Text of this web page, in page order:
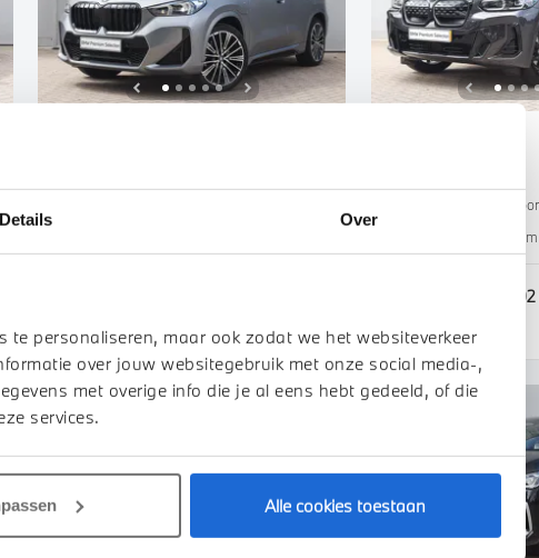
Details Over
personaliseren, maar ook zodat we het websiteverkeer
over jouw websitegebruik met onze social media-,
met overige info die je al eens hebt gedeeld, of die
services.
Alle cookies toestaan
Bekijk details
High Executive M
471
€ 1.002
Bekijk details